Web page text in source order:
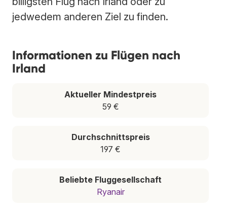
jedwedem anderen Ziel zu finden.
Informationen zu Flügen nach
Irland
Aktueller Mindestpreis
59 €
Durchschnittspreis
197 €
Beliebte Fluggesellschaft
Ryanair